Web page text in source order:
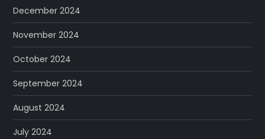
December 2024
November 2024
October 2024
September 2024
August 2024
July 2024